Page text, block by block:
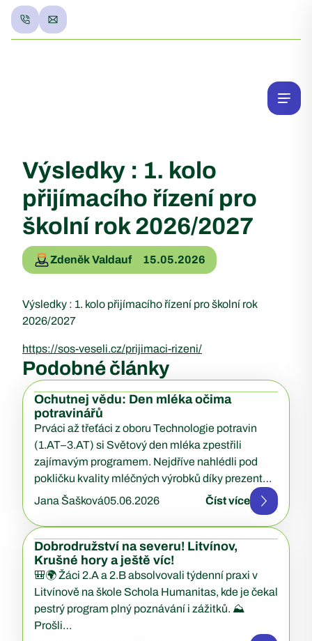
Výsledky : 1. kolo
přijímacího řízení pro
školní rok 2026/2027
Zdeněk Valdauf 15.05.2026
Výsledky : 1. kolo přijímacího řízení pro školní rok
2026/2027
https://sos-veseli.cz/prijimaci-rizeni/
Podobné články
Ochutnej vědu: Den mléka očima
potravinářů
Prváci až třeťáci z oboru Technologie potravin
(1.AT–3.AT) si Světový den mléka zpestřili
zajímavým programem. Nejdříve nahlédli pod
pokličku kvality mléčných výrobků díky prezentaci
Ing….
Jana Šašková05.06.2026 Číst více
Dobrodružství na severu! Litvínov,
Krušné hory a ještě víc!
🎒🌍 Žáci 2.A a 2.B absolvovali týdenní praxi v
Litvínově na škole Schola Humanitas, kde je čekal
pestrý program plný poznávání i zážitků. ⛰️
Prošli…